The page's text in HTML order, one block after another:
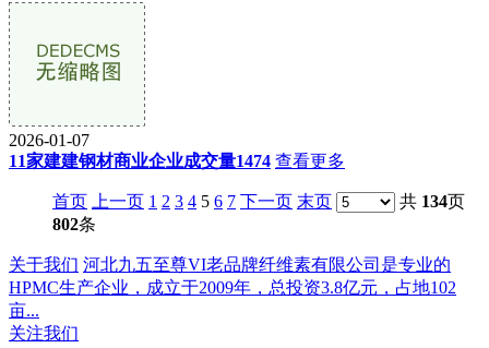
2026-01-07
11家建建钢材商业企业成交量1474 查看更多
首页 上一页 1 2 3 4 5 6 7 下一页 末页 共 134页
802条
关于我们 河北九五至尊VI老品牌纤维素有限公司是专业的
HPMC生产企业，成立于2009年，总投资3.8亿元，占地102
亩...
关注我们